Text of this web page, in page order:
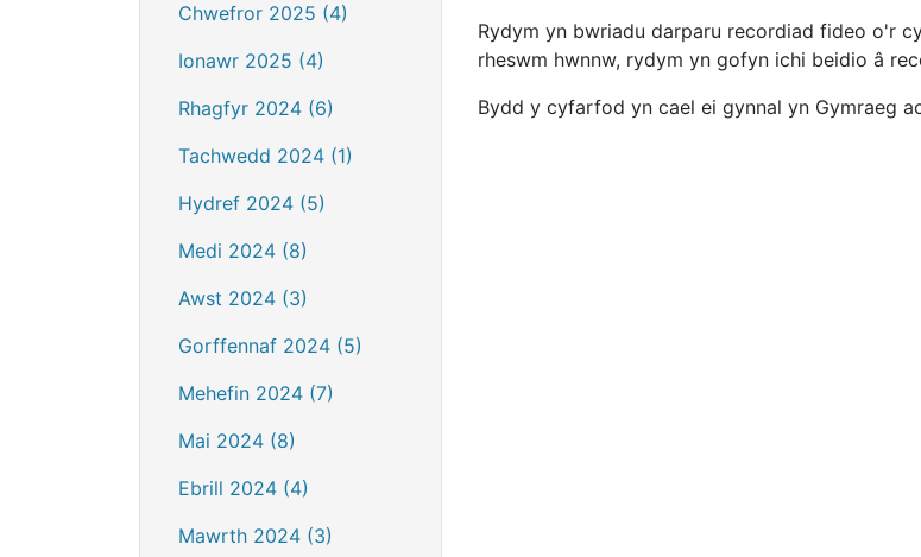
Chwefror 2025 (4)
Ionawr 2025 (4)
Rhagfyr 2024 (6)
Tachwedd 2024 (1)
Hydref 2024 (5)
Medi 2024 (8)
Awst 2024 (3)
Gorffennaf 2024 (5)
Mehefin 2024 (7)
Mai 2024 (8)
Ebrill 2024 (4)
Mawrth 2024 (3)
Rydym yn bwriadu darparu recordiad fideo o'r
rheswm hwnnw, rydym yn gofyn ichi beidio â
Bydd y cyfarfod yn cael ei gynnal yn Gymraeg